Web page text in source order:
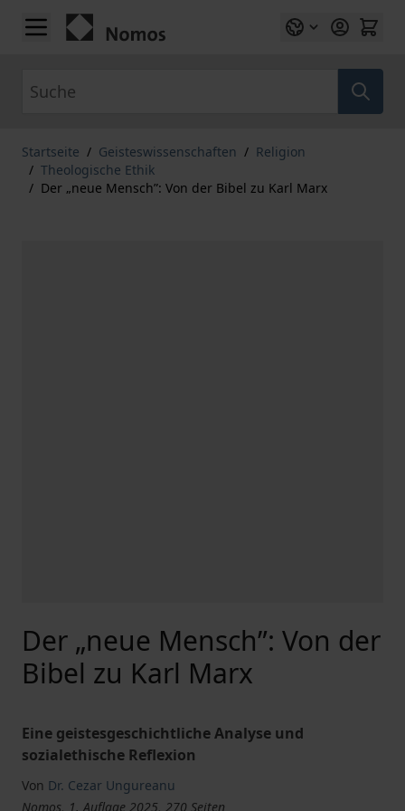
Zum Inhalt springen
Startseite / Geisteswissenschaften / Religion
/ Theologische Ethik
/ Der „neue Mensch”: Von der Bibel zu Karl Marx
Der „neue Mensch”: Von der
Bibel zu Karl Marx
Eine geistesgeschichtliche Analyse und
sozialethische Reflexion
Von Dr. Cezar Ungureanu
Nomos, 1. Auflage 2025, 270 Seiten